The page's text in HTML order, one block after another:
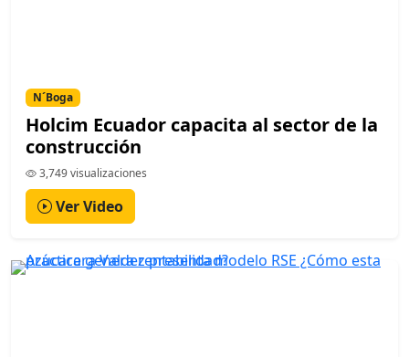
N´Boga
Holcim Ecuador capacita al sector de la
construcción
3,749 visualizaciones
Ver Video